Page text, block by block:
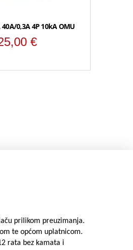
40A/0,3A 4P 10kA OMU
€
prilikom preuzimanja.
te općom uplatnicom.
rata bez kamata i